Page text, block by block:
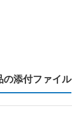
の添付ファイル